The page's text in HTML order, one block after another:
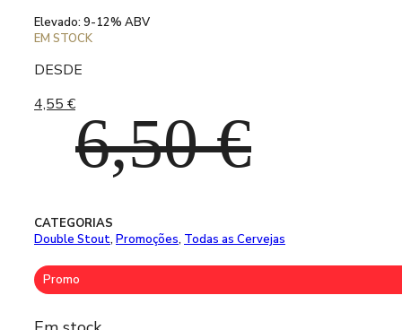
Elevado: 9-12% ABV
EM STOCK
DESDE
6,50€
O
preço
4,55 €O
preço
CATEGORIAS
Double Stout, Promoções, Todas as Cervejas
Promo